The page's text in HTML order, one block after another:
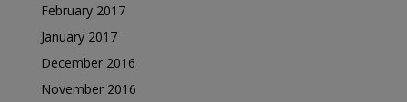
February 2017
January 2017
December 2016
November 2016